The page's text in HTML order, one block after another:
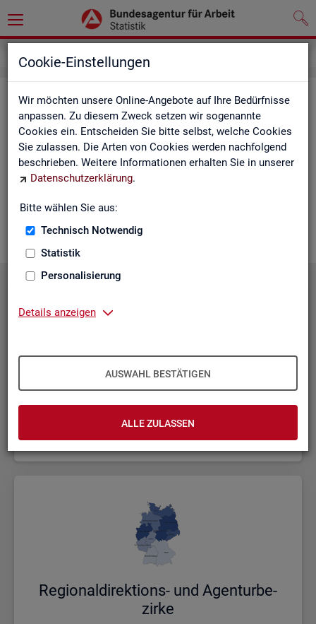
Cookie-Einstellungen
Wir möchten unsere Online-Angebote auf Ihre Bedürfnisse
anpassen. Zu diesem Zweck setzen wir sogenannte
Cookies ein. Entscheiden Sie bitte selbst, welche Cookies
Sie zulassen. Die Arten von Cookies werden nachfolgend
beschrieben. Weitere Informationen erhalten Sie in unserer
Datenschutzerklärung.
Bitte wählen Sie aus:
Technisch Notwendig
Statistik
Personalisierung
Details anzeigen
AUSWAHL BESTÄTIGEN
ALLE ZULASSEN
Sta­tis­ti­ken nach Re­gio­nen
Auf den fol­gen­den Sei­ten fin­den Sie Land­kar­ten und Ta­bel­len
mit den wich­tigs­ten ak­tu­el­len Eck­wer­ten zum Ar­beits- und
Aus­bil­dungs­markt. Über die Land­kar­ten ge­lan­gen Sie zu den
ent­spre­chen­den Zah­len für die von Ihnen ge­wünsch­te Re­gi­on.
grund-In­for­ma­tio­nen zu den re­gio­na­len Glie­de­run­gen zu­sam­
men­ge­stellt.
Bund, Län­der und Krei­se
Politische Gebietsstruktur
Re­gio­nal­di­rek­ti­ons- und Agen­tur­be­
zir­ke